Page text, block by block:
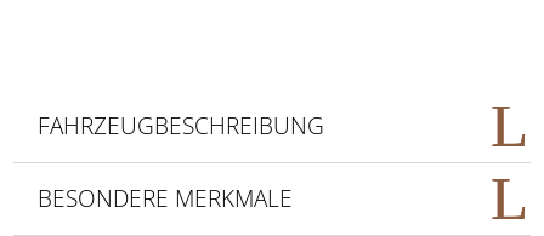
FAHRZEUGBESCHREIBUNG
BESONDERE MERKMALE